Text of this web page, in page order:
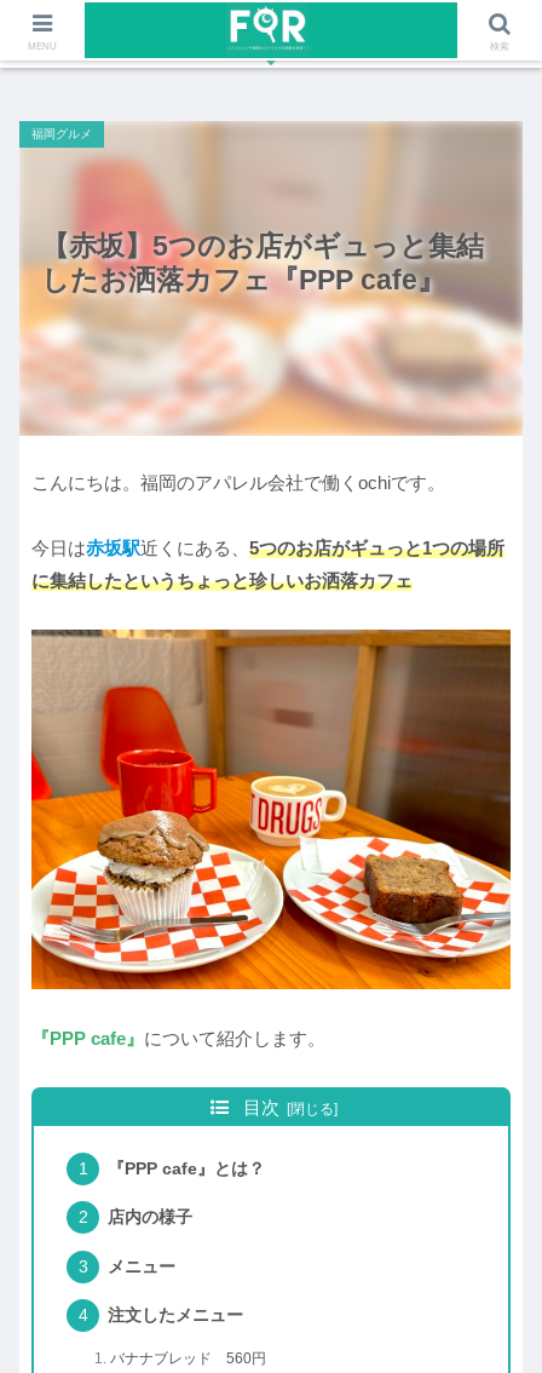
ファッションや福岡のワクワクする情報を発信！！
【赤坂】5つのお店がギュっと集結
したお洒落カフェ『PPP cafe』
福岡グルメ
こんにちは。福岡のアパレル会社で働くochiです。
今日は赤坂駅近くにある、 5つのお店がギュっと1つの場所
に集結したというちょっと珍しいお洒落カフェ
『PPP cafe』 について紹介します。
目次
『PPP cafe』とは？
店内の様子
メニュー
注文したメニュー
バナナブレッド 560円
MENU 検索